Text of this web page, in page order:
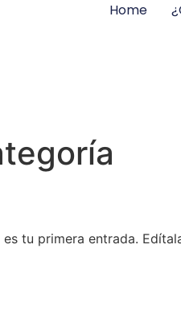
Home
tu primera entrada.